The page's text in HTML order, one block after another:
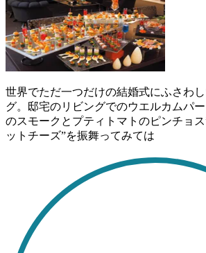
世界でただ一つだけの結婚式にふさわ
グ。邸宅のリビングでのウエルカムパ
のスモークとプティトマトのピンチョ
ットチーズ”を振舞ってみては